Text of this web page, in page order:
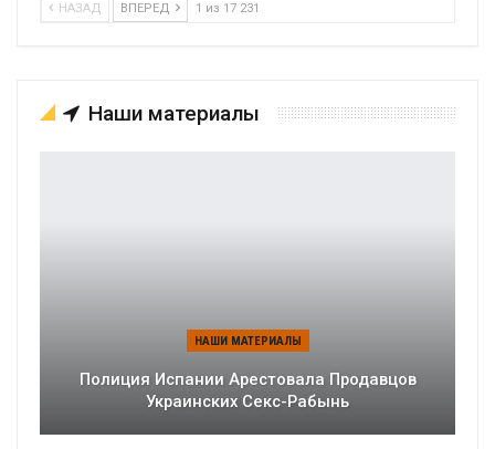
НАЗАД ВПЕРЕД 1 из 17 231
Наши материалы
НАШИ МАТЕРИАЛЫ
Полиция Испании Арестовала Продавцов
Украинских Секс-Рабынь